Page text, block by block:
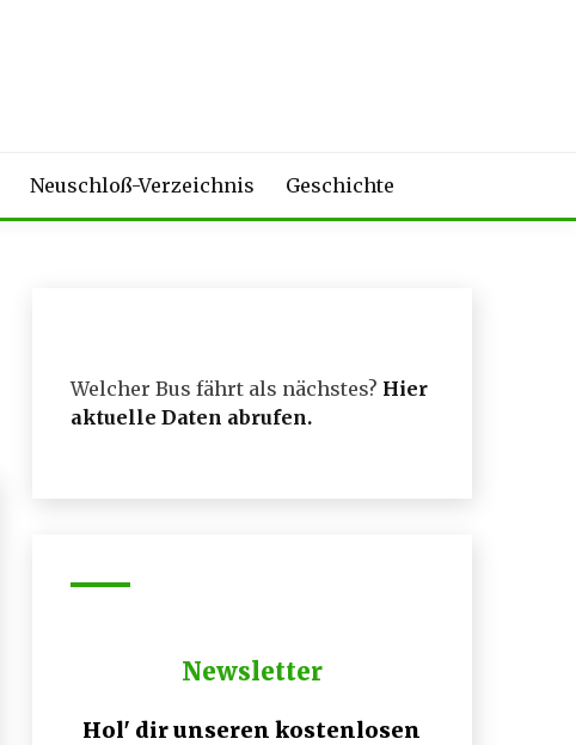
Neuschloß-Verzeichnis Geschichte
Welcher Bus fährt als nächstes? Hier
aktuelle Daten abrufen.
Newsletter
Hol' dir unseren kostenlosen